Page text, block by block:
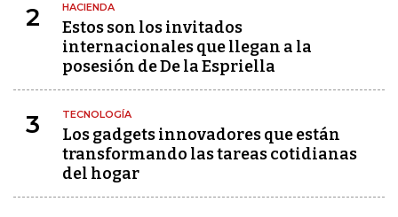
2 HACIENDA
Estos son los invitados
internacionales que llegan a la
posesión de De la Espriella
3 TECNOLOGÍA
Los gadgets innovadores que están
transformando las tareas cotidianas
del hogar